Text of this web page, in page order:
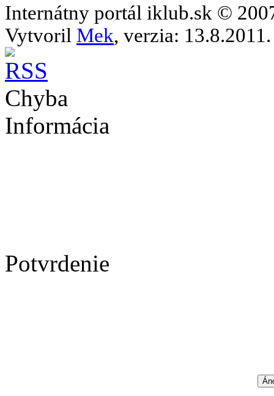
Internátny portál iklub.sk ©
Vytvoril Mek, verzia: 13.8.2011.
Chyba
Informácia
Potvrdenie